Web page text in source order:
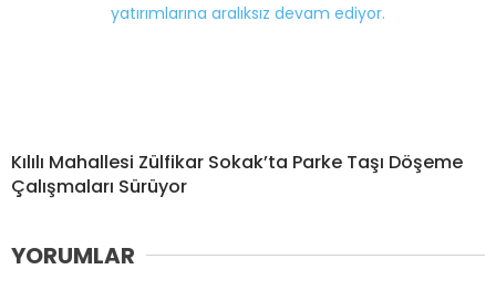
Kılılı Mahallesi Zülfikar Sokak’ta Parke Taşı Döşeme
Çalışmaları Sürüyor
YORUMLAR